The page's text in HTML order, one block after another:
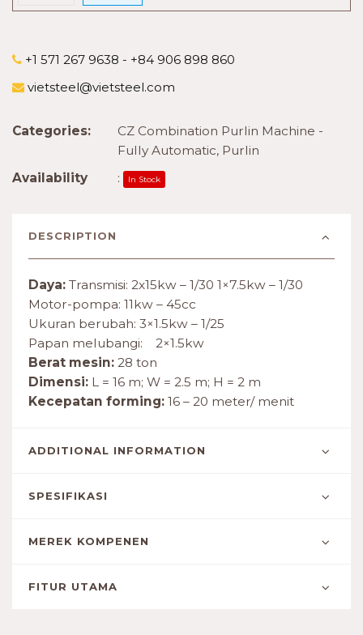
+1 571 267 9638 - +84 906 898 860
vietsteel@vietsteel.com
Categories:
CZ Combination Purlin Machine -
Fully Automatic, Purlin
Availability
: In Stock
DESCRIPTION
Daya: Transmisi: 2x15kw – 1/30 1×7.5kw – 1/30
Motor-pompa: 11kw – 45cc
Ukuran berubah: 3×1.5kw – 1/25
Papan melubangi: 2×1.5kw
Berat mesin: 28 ton
Dimensi: L = 16 m; W = 2.5 m; H = 2 m
Kecepatan forming: 16 – 20 meter/ menit
ADDITIONAL INFORMATION
SPESIFIKASI
MEREK KOMPENEN
FITUR UTAMA